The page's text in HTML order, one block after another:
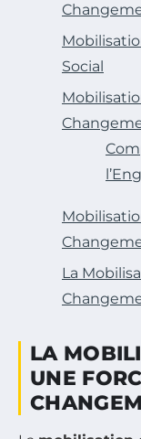
Social
La
LA
UNE